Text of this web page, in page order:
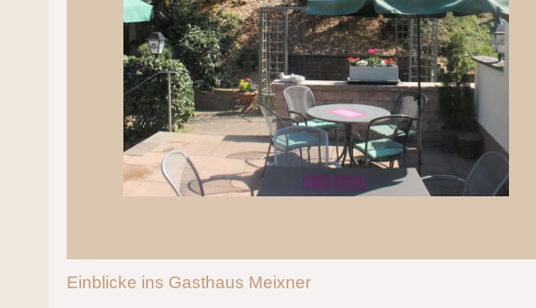
Einblicke ins Gasthaus Meixner